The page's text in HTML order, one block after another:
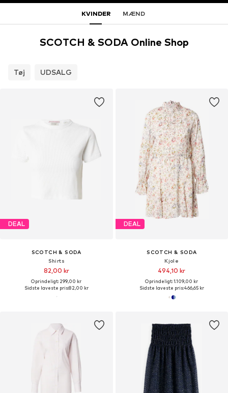
KVINDER MÆND
SCOTCH & SODA Online Shop
Tøj UDSALG
DEAL
SCOTCH & SODA
Shirts
82,00 kr
Oprindeligt: 299,00 kr
Sidste laveste pris:82,00 kr
DEAL
SCOTCH & SODA
Kjole
494,10 kr
Oprindeligt: 1.109,00 kr
Sidste laveste pris:466,65 kr